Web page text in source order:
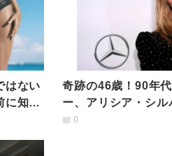
はない
に知っ
奇跡の46歳！90年
ー、アリシア・シ
る「健康ルール」
0